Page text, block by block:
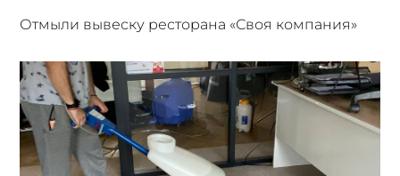
Отмыли вывеску ресторана «Своя компания»